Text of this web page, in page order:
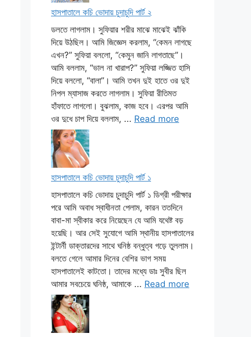
হাসপাতালে কচি ভোদায় চুদাচুদি পার্ট ২
ডলতে লাগলাম। সুফিয়ার শরীর মাঝে মাঝেই ঝাঁকি
দিয়ে উঠছিল। আমি জিজ্ঞেস করলাম, “কেমন লাগছে
এখন?” সুফিয়া বললো, “কেমুন জানি লাগতাছে”।
আমি বললাম, “ভাল না খারাপ?” সুফিয়া লজ্জিত হাসি
দিয়ে বললো, “বালা”। আমি তখন দুই হাতে ওর দুই
নিপল ম্যাসাজ করতে লাগলাম। সুফিয়া রীতিমত
হাঁফাতে লাগলো। বুঝলাম, কাজ হবে। এরপর আমি
ওর দুধে চাপ দিয়ে বললাম, ... Read more
হাসপাতালে কচি ভোদায় চুদাচুদি পার্ট ১
হাসপাতালে কচি ভোদায় চুদাচুদি পার্ট ১ ডিগ্রী পরীক্ষার
পরে আমি অবাধ স্বাধীনতা পেলাম, কারন ততদিনে
বাবা-মা স্বীকার করে নিয়েছেন যে আমি যথেষ্ট বড়
হয়েছি। আর সেই সুযোগে আমি স্থানীয় হাসপাতালের
ইন্টার্নী ডাক্তারদের সাথে ঘনিষ্ঠ বন্ধুত্ব গড়ে তুললাম।
বলতে গেলে আমার দিনের বেশির ভাগ সময়
হাসপাতালেই কাটতো। তাদের মধ্যে ডাঃ সুবীর ছিল
আমার সবচেয়ে ঘনিষ্ঠ, আমাকে ... Read more